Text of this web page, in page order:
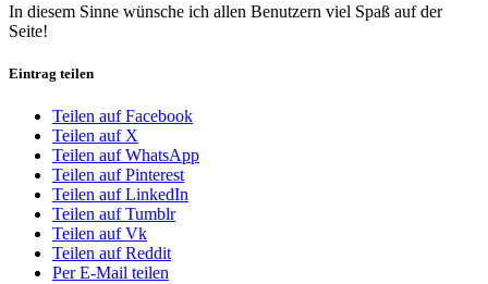
In diesem Sinne wünsche ich allen Benutzern viel Spaß auf der
Seite!
Eintrag teilen
Teilen auf Facebook
Teilen auf X
Teilen auf WhatsApp
Teilen auf Pinterest
Teilen auf LinkedIn
Teilen auf Tumblr
Teilen auf Vk
Teilen auf Reddit
Per E-Mail teilen